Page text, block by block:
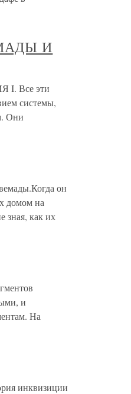
И
Все эти
системы,
Они
он
домом на
зная, как их
и
На
инквизиции